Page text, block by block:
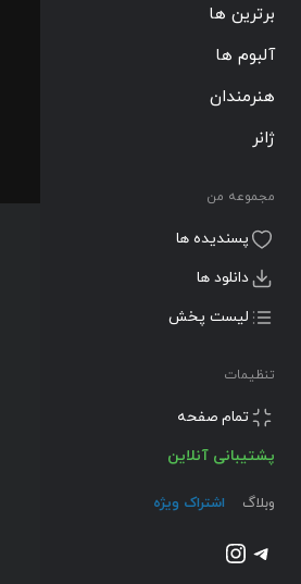
برترین ها
آلبوم ها
هنرمندان
ژانر
مجموعه من
پسندیده ها
دانلود ها
لیست پخش
تنظیمات
تمام صفحه
پشتیبانی آنلاین
وبلاگ اشتراک ویژه
تلگراماینستاگرم